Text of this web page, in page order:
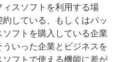
ィスソフトを利用する場
している、もしくはパッ
フトを購入している企業
いった企業とビジネスを
フトで使える機能に差が